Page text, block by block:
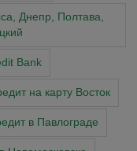
Днепр, Полтава,
Bank
на карту Восток
в Павлограде